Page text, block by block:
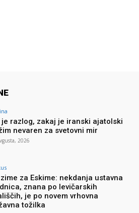
je razlog, zakaj je iranski ajatolski
nevaren za svetovni mir
2026
za Eskime: nekdanja ustavna
znana po levičarskih
je po novem vrhovna
tožilka